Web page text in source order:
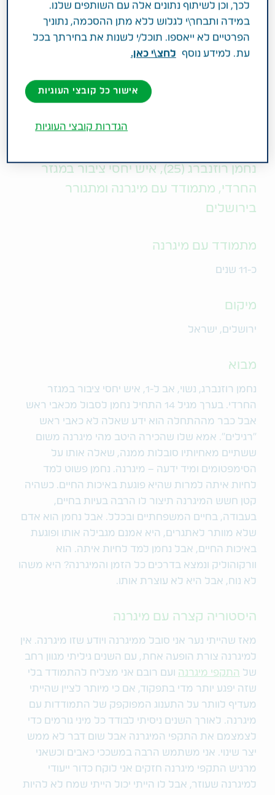
נחמן רוזנברג (25), איש יחסי ציבור במגזר
החרדי, מתמודד עם מיגרנה ומתגורר
בירושלים
מתמודד עם מיגרנה
כ-11 שנים
מיקום
ירושלים, ישראל
מבוא
נחמן רוזנברג, נשוי, אב ל-1, איש יחסי ציבור במגזר
החרדי. בערך מגיל 14 התחיל נחמן לסבול מכאבי ראש
אבל כבר מההתחלה הוא ידע שאלה לא כאבי ראש
"רגילים". אמא שלו שהכירה היטב מהי מיגרנה משום
ששתיים מאחיותיו סובלות ממנה, שאלה אותו על
הסימפטומים ומיד ידעה – מיגרנה. נחמן פשוט למד
לחיות איתה למרות שהיא פוגעת באיכות החיים. כשהיה
קטן חשש המיגרנה תיצור לו הרבה בעיות בחיים,
בעבודה, בחיים המשפחתיים ובכלל. אבל נחמן הוא אדם
שלא מוותר לאתגרים, היא אמנם מגבילה אותו ופוגעת
באיכות החיים, אבל נחמן למד לחיות איתה. הוא
וורקוהוליק ונמצא בדרכים כל הזמן והמיגרנה? היא משהו
לא נוח, אבל היא לא עוצרת אותו.
היסטוריה קצרה עם מיגרנה
מאז שהייתי נער אני סובל ממיגרנה ויודע שזו מיגרנה. אין
למיגרנה צורת הופעה אחת, עם השנים גיליתי מגוון רחב
של התקפי מיגרנה ועם רובם אני מצליח להתמודד בלי
שזה יפגע יותר מדי בתפקוד, אם כי מיותר לציין שהייתי
מעדיף לוותר על התענוג המפוקפק של התמודדות עם
מיגרנה. לאורך השנים ניסיתי לבודד כל מיני גורמים כדי
לצמצמם את התקפי המיגרנה אבל שום דבר לא ממש
יצר שינוי. אני משתמש הרבה במשככי כאבים וכשאני
מרגיש התקפי מיגרנה חזקים אני לוקח כדור ייעודי
למיגרנה שעוזר, אבל לו הייתי יכול הייתי שמח לא להיות
לכך, וכן לשיתוף נתונים אלה עם השותפים שלנו.
במידה ותבחר\י לגלוש ללא מתן ההסכמה, נתוניך
הפרטיים לא ייאספו. תוכל/י לשנות את בחירתך בכל
עת. למידע נוסף
לחצ\י כאן.
אישור כל קובצי העוגיות
הגדרות קובצי העוגיות